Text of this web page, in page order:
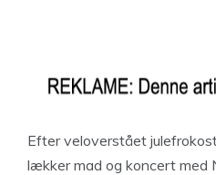
Efter veloverstået
lækker mad og koncert med